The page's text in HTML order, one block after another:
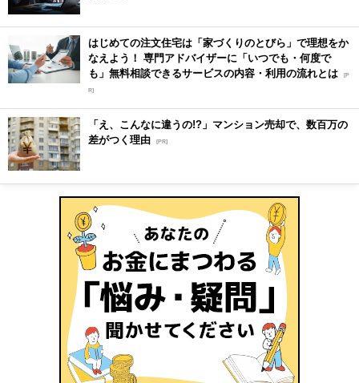
はじめての注文住宅は「家づくりのとびら」で理想をか
なえよう！ 専門アドバイザーに「いつでも・何度で
も」無料相談できるサービスの内容・利用の流れとは [P
R]
「え、こんなに違うの!?」マンション売却で、数百万の
差がつく理由 [PR]